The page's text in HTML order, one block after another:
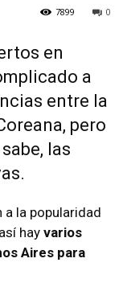
0
7899
en
a
entre la
pero
las
a la popularidad
hay varios
Aires para